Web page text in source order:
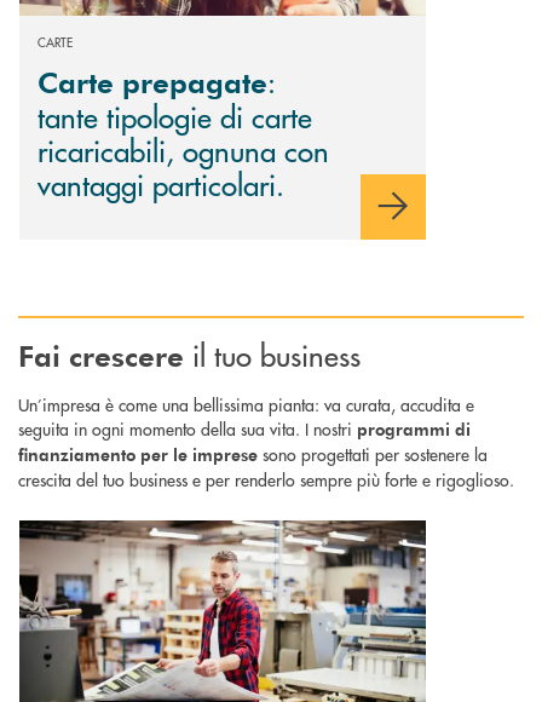
CARTE
Carte prepagate:
tante tipologie di carte
ricaricabili, ognuna con
vantaggi particolari.
Fai crescere il tuo business
Un’impresa è come una bellissima pianta: va curata, accudita e
seguita in ogni momento della sua vita. I nostri programmi di
finanziamento per le imprese sono progettati per sostenere la
crescita del tuo business e per renderlo sempre più forte e rigoglioso.
Scopri di più Finanziamenti agevolati : soluzioni su misura per la tua